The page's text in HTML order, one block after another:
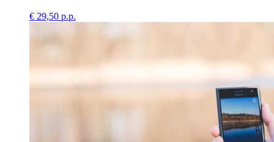
€ 29,50 p.p.